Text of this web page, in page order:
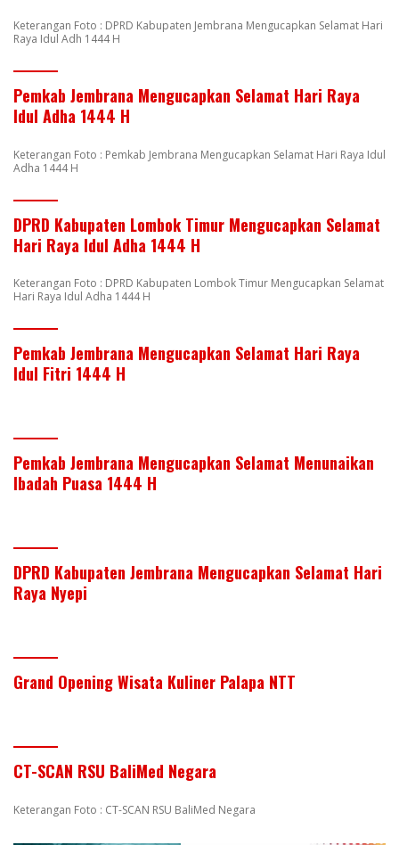
Keterangan Foto : DPRD Kabupaten Jembrana Mengucapkan Selamat Hari
Raya Idul Adh 1444 H
Pemkab Jembrana Mengucapkan Selamat Hari Raya
Idul Adha 1444 H
Keterangan Foto : Pemkab Jembrana Mengucapkan Selamat Hari Raya Idul
Adha 1444 H
DPRD Kabupaten Lombok Timur Mengucapkan Selamat
Hari Raya Idul Adha 1444 H
Keterangan Foto : DPRD Kabupaten Lombok Timur Mengucapkan Selamat
Hari Raya Idul Adha 1444 H
Pemkab Jembrana Mengucapkan Selamat Hari Raya
Idul Fitri 1444 H
Pemkab Jembrana Mengucapkan Selamat Menunaikan
Ibadah Puasa 1444 H
DPRD Kabupaten Jembrana Mengucapkan Selamat Hari
Raya Nyepi
Grand Opening Wisata Kuliner Palapa NTT
CT-SCAN RSU BaliMed Negara
Keterangan Foto : CT-SCAN RSU BaliMed Negara